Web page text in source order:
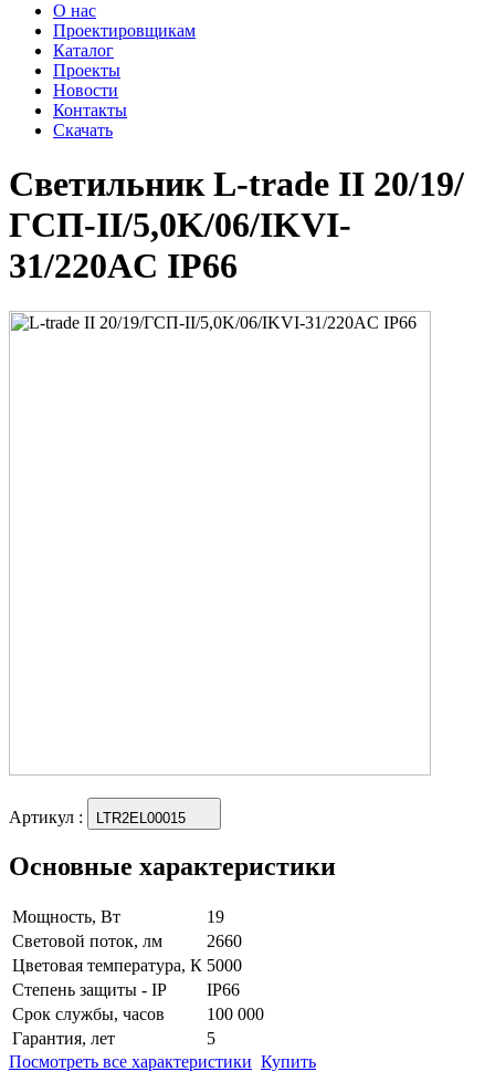
О нас
Проектировщикам
Каталог
Проекты
Новости
Контакты
Скачать
Светильник L-trade II 20/19/
ГСП-II/5,0K/06/IKVI-
31/220AC IP66
Артикул : LTR2EL00015
Основные характеристики
Мощность, Вт
19
Световой поток, лм
2660
Цветовая температура, К 5000
Степень защиты - IP
IP66
Срок службы, часов
100 000
Гарантия, лет
5
Посмотреть все характеристики Купить